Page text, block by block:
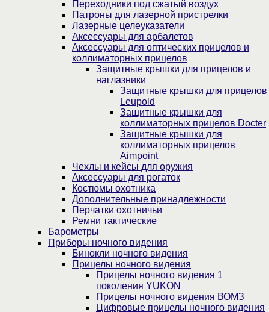
Переходники под сжатый воздух
Патроны для лазерной пристрелки
Лазерные целеуказатели
Аксессуары для арбалетов
Аксессуары для оптических прицелов и
коллиматорных прицелов
Защитные крышки для прицелов и
наглазники
Защитные крышки для прицелов
Leupold
Защитные крышки для
коллиматорных прицелов Docter
Защитные крышки для
коллиматорных прицелов
Aimpoint
Чехлы и кейсы для оружия
Аксессуары для рогаток
Костюмы охотника
Дополнительные принадлежности
Перчатки охотничьи
Ремни тактические
Барометры
Приборы ночного видения
Бинокли ночного видения
Прицелы ночного видения
Прицелы ночного видения 1
поколения YUKON
Прицелы ночного видения ВОМЗ
Цифровые прицелы ночного видения